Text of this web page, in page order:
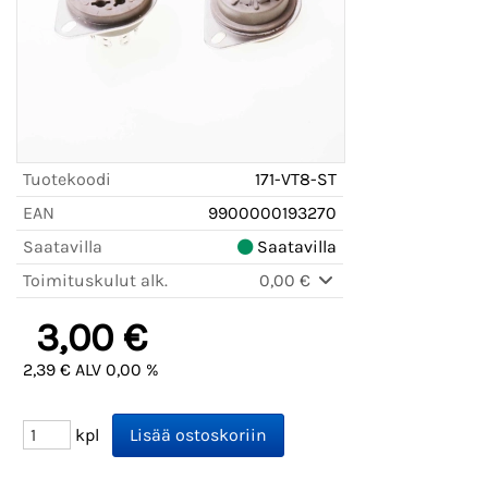
Tuotekoodi
171-VT8-ST
EAN
9900000193270
Saatavilla
Saatavilla
Toimituskulut alk.
0,00 €
3,00 €
2,39 € ALV 0,00 %
kpl